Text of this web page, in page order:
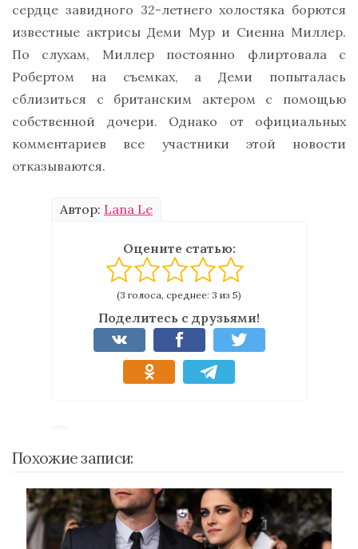
сердце завидного 32-летнего холостяка борются
известные актрисы Деми Мур и Сиенна Миллер.
По слухам, Миллер постоянно флиртовала с
Робертом на съемках, а Деми попыталась
сблизиться с британским актером с помощью
собственной дочери. Однако от официальных
комментариев все участники этой новости
отказываются.
Автор: Lana Le
Оцените статью:
(3 голоса, среднее: 3 из 5)
Поделитесь с друзьями!
Похожие записи: